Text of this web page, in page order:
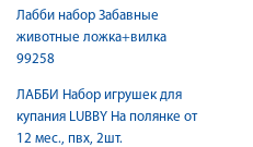
Лабби набор Забавные
животные ложка+вилка
99258
ЛАББИ Набор игрушек для
купания LUBBY На полянке от
12 мес., пвх, 2шт.